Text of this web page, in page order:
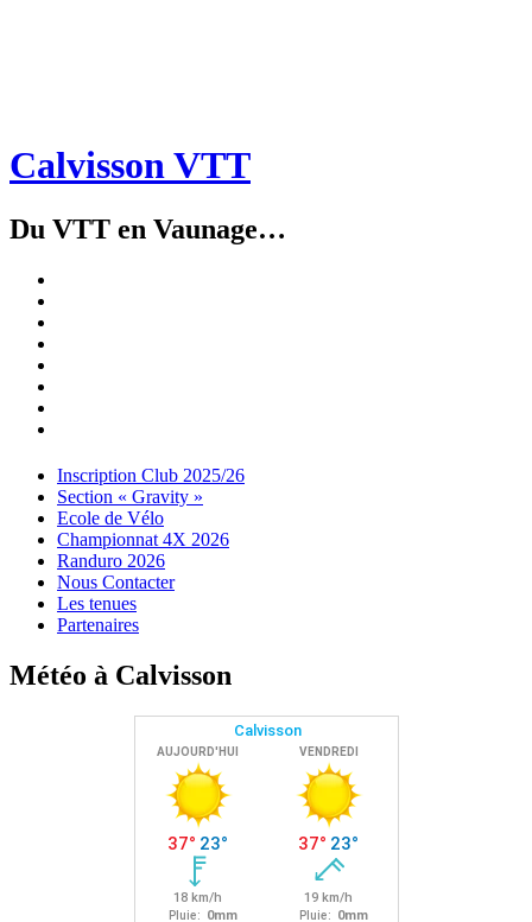
Calvisson VTT
Du VTT en Vaunage…
Menu
Widgets
Recherche
Aller
contenu
Inscription Club 2025/26
Section « Gravity »
Ecole de Vélo
Championnat 4X 2026
Randuro 2026
Nous Contacter
Les tenues
Partenaires
Météo à Calvisson